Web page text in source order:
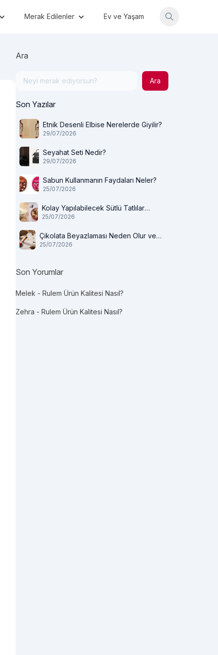
Merak Edilenler Ev ve Yaşam
Ara
Ara
Son Yazılar
Etnik Desenli Elbise Nerelerde Giyilir?
29/07/2026
Seyahat Seti Nedir?
29/07/2026
Sabun Kullanmanın Faydaları Neler?
25/07/2026
Kolay Yapılabilecek Sütlü Tatlılar
Nelerdir?
25/07/2026
Çikolata Beyazlaması Neden Olur ve
Tüketilir mi?
25/07/2026
Son Yorumlar
Melek - Rulem Ürün Kalitesi Nasıl?
Zehra - Rulem Ürün Kalitesi Nasıl?